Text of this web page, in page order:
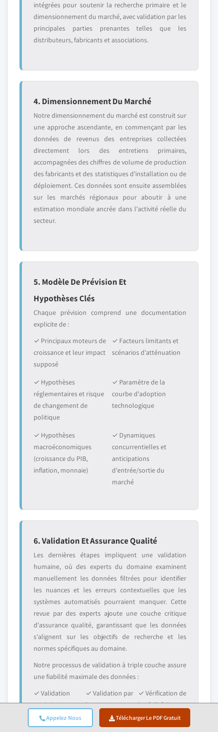
Appelez-Nous Télécharger Le PDF Gratuit
intégrées pour soutenir la recherche primaire et le
dimensionnement du marché, avec validation par les
principales parties prenantes telles que les
distributeurs, fabricants et associations.
4. Dimensionnement Du Marché
Notre dimensionnement du marché est construit sur
une approche ascendante, en commençant par les
données de revenus des entreprises collectées
directement lors des entretiens primaires,
accompagnées des chiffres de volume de production
des fabricants et des statistiques d'installation ou de
déploiement. Ces données sont ensuite assemblées
sur les marchés régionaux pour aboutir à une
estimation mondiale ancrée dans l'activité réelle du
secteur.
5. Modèle De Prévision Et
Hypothèses Clés
Chaque prévision comprend une documentation
explicite de :
✓ Principaux moteurs de
croissance et leur impact
supposé
✓ Facteurs limitants et
scénarios d'atténuation
✓ Hypothèses
réglementaires et risque
de changement de
politique
✓ Paramètre de la
courbe d'adoption
technologique
✓ Hypothèses
macroéconomiques
(croissance du PIB,
inflation, monnaie)
✓ Dynamiques
concurrentielles et
anticipations
d'entrée/sortie du
marché
6. Validation Et Assurance Qualité
Les dernières étapes impliquent une validation
humaine, où des experts du domaine examinent
manuellement les données filtrées pour identifier
les nuances et les erreurs contextuelles que les
systèmes automatisés pourraient manquer. Cette
revue par des experts ajoute une couche critique
d'assurance qualité, garantissant que les données
s'alignent sur les objectifs de recherche et les
normes spécifiques au domaine.
Notre processus de validation à triple couche assure
une fiabilité maximale des données :
✓ Validation
statistique
✓ Validation par
les experts
✓ Vérification de
la réalité du
marché